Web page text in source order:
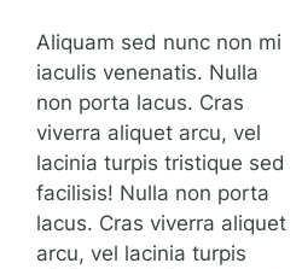
Aliquam sed nunc non mi
iaculis venenatis. Nulla
non porta lacus. Cras
viverra aliquet arcu, vel
lacinia turpis tristique sed
facilisis! Nulla non porta
lacus. Cras viverra aliquet
arcu, vel lacinia turpis